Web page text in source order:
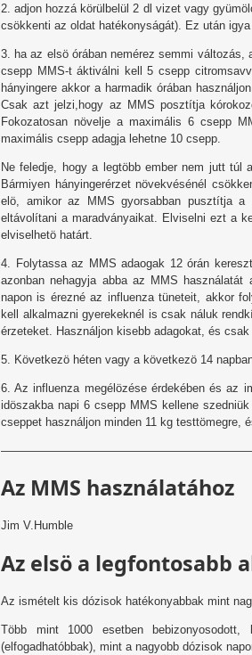
2. adjon hozzá körülbelül 2 dl vizet vagy
csökkenti az oldat hatékonyságát). Ez után
3. ha az elsö órában nemérez semmi változás,
csepp MMS-t áktiválni kell 5 csepp
hányingere akkor a harmadik órában
Csak azt jelzi,hogy az MMS posztítja
Fokozatosan növelje a maximális 6 csepp
maximális csepp adagja lehetne 10 csepp.
Ne feledje, hogy a legtöbb ember nem jutt túl
Bármiyen hányingerérzet növekvésénél
elö, amikor az MMS gyorsabban pusztítja
eltávolítani a maradványaikat. Elviselni ezt a
elviselhetö határt.
4. Folytassa az MMS adaogak 12 órán
azonban nehagyja abba az MMS
napon is érezné az influenza tüneteit, akkor
kell alkalmazni gyerekeknél is csak náluk
érzeteket. Használjon kisebb adagokat, és
5. Következö héten vagy a következö 14
6. Az influenza megélözése érdekében és az
idöszakba napi 6 csepp MMS kellene
cseppet használjon minden 11 kg testtömegre,
Az MMS használatához
Jim V.Humble
Az elsö a legfontosabb
Az ismételt kis dózisok hatékonyabbak mint
Több mint 1000 esetben
(elfogadhatóbbak), mint a nagyobb dózisok